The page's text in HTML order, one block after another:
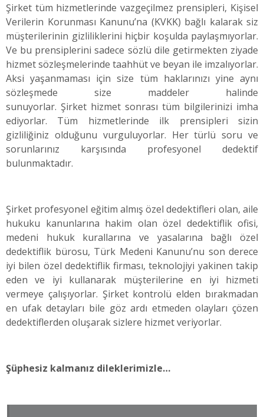
Şirket tüm hizmetlerinde vazgeçilmez prensipleri, Kişisel
Verilerin Korunması Kanunu’na (KVKK) bağlı kalarak siz
müşterilerinin gizliliklerini hiçbir koşulda paylaşmıyorlar.
Ve bu prensiplerini sadece sözlü dile getirmekten ziyade
hizmet sözleşmelerinde taahhüt ve beyan ile imzalıyorlar.
Aksi yaşanmaması için size tüm haklarınızı yine aynı
sözleşmede size maddeler halinde
sunuyorlar. Şirket hizmet sonrası tüm bilgilerinizi imha
ediyorlar. Tüm hizmetlerinde ilk prensipleri sizin
gizliliğiniz olduğunu vurguluyorlar. Her türlü soru ve
sorunlarınız karşısında profesyonel dedektif
bulunmaktadır.
Şirket profesyonel eğitim almış özel dedektifleri olan, aile
hukuku kanunlarına hakim olan özel dedektiflik ofisi,
medeni hukuk kurallarına ve yasalarına bağlı özel
dedektiflik bürosu, Türk Medeni Kanunu’nu son derece
iyi bilen özel dedektiflik firması, teknolojiyi yakinen takip
eden ve iyi kullanarak müşterilerine en iyi hizmeti
vermeye çalışıyorlar. Şirket kontrolü elden bırakmadan
en ufak detayları bile göz ardı etmeden olayları çözen
dedektiflerden oluşarak sizlere hizmet veriyorlar.
Şüphesiz kalmanız dileklerimizle…